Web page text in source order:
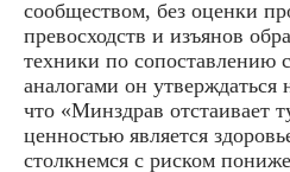
сообществом, без оценки
превосходств и изъянов
техники по сопоставлению
аналогами он утверждаться
что «Минздрав отстаивает
ценностью является
столкнемся с риском